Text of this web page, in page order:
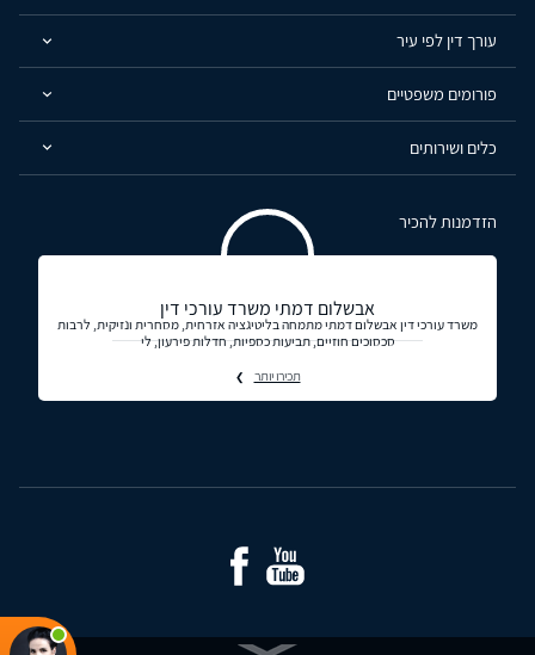
עורך דין לפי עיר
פורומים משפטיים
כלים ושירותים
הזדמנות להכיר
אבשלום דמתי משרד עורכי דין
משרד עורכי דין אבשלום דמתי מתמחה בליטיגציה אזרחית, מסחרית ונזיקית, לרבות
סכסוכים חוזיים, תביעות כספיות, חדלות פירעון, לי
תכירו יותר